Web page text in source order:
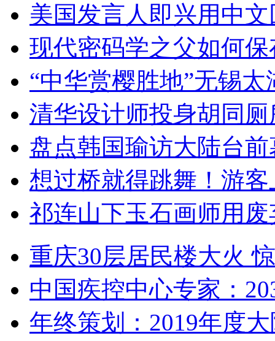
美国发言人即兴用中
现代密码学之父如何
“中华赏樱胜地”无锡
清华设计师投身胡同
盘点韩国瑜访大陆台
想过桥就得跳舞！游客
祁连山下玉石画师用
重庆30层居民楼大火
中国疾控中心专家：
年终策划：2019年度